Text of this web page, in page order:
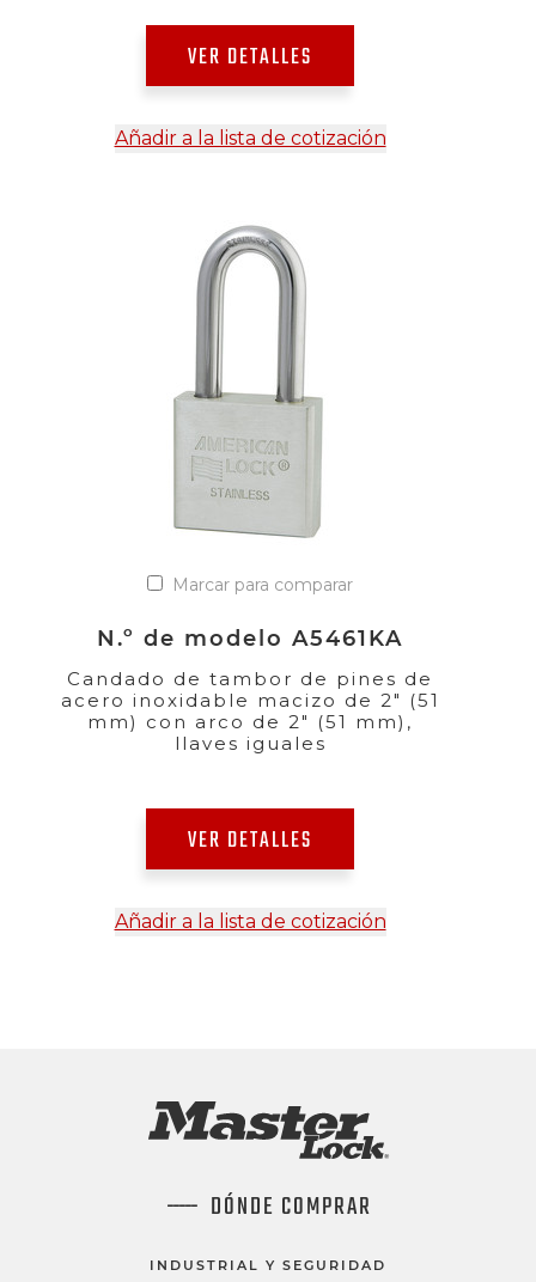
VER DETALLES
Añadir a la lista de cotización
Marcar para comparar
N.º de modelo A5461KA
Candado de tambor de pines de
acero inoxidable macizo de 2" (51
mm) con arco de 2" (51 mm),
llaves iguales
VER DETALLES
Añadir a la lista de cotización
DÓNDE COMPRAR
INDUSTRIAL Y SEGURIDAD